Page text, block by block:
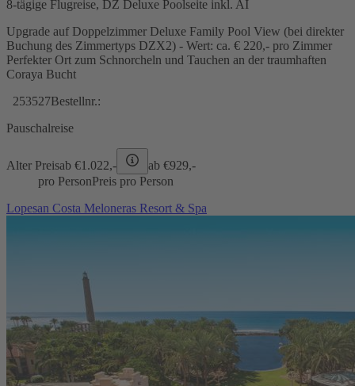
8-tägige Flugreise, DZ Deluxe Poolseite inkl. AI
Upgrade auf Doppelzimmer Deluxe Family Pool View (bei direkter
Buchung des Zimmertyps DZX2) - Wert: ca. € 220,- pro Zimmer
Perfekter Ort zum Schnorcheln und Tauchen an der traumhaften
Coraya Bucht
253527Bestellnr.:
Pauschalreise
Alter Preisab €1.022,- ab €929,-
pro PersonPreis pro Person
Lopesan Costa Meloneras Resort & Spa